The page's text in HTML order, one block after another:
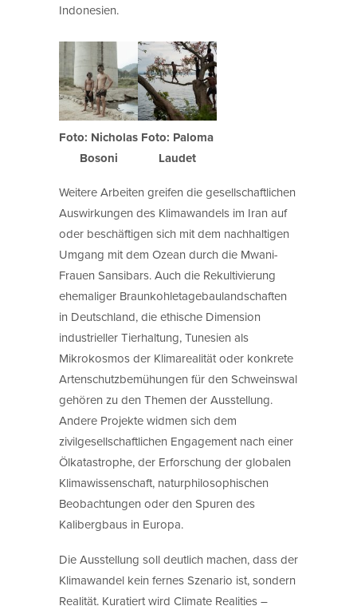
Indonesien.
Foto: Nicholas
Bosoni
Foto: Paloma
Laudet
Weitere Arbeiten greifen die gesellschaftlichen
Auswirkungen des Klimawandels im Iran auf
oder beschäftigen sich mit dem nachhaltigen
Umgang mit dem Ozean durch die Mwani-
Frauen Sansibars. Auch die Rekultivierung
ehemaliger Braunkohletagebaulandschaften
in Deutschland, die ethische Dimension
industrieller Tierhaltung, Tunesien als
Mikrokosmos der Klimarealität oder konkrete
Artenschutzbemühungen für den Schweinswal
gehören zu den Themen der Ausstellung.
Andere Projekte widmen sich dem
zivilgesellschaftlichen Engagement nach einer
Ölkatastrophe, der Erforschung der globalen
Klimawissenschaft, naturphilosophischen
Beobachtungen oder den Spuren des
Kalibergbaus in Europa.
Die Ausstellung soll deutlich machen, dass der
Klimawandel kein fernes Szenario ist, sondern
Realität. Kuratiert wird Climate Realities –